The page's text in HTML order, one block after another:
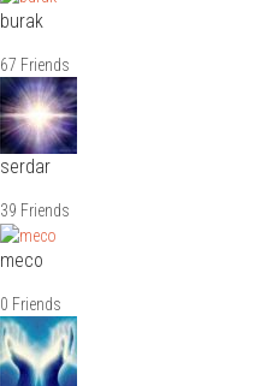
burak
67 Friends
serdar
39 Friends
meco
0 Friends